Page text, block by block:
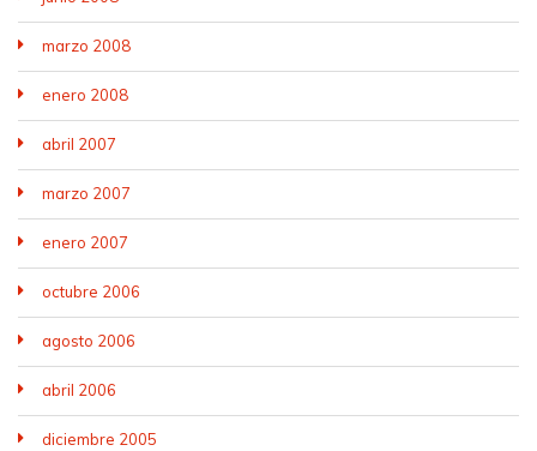
marzo 2008
enero 2008
abril 2007
marzo 2007
enero 2007
octubre 2006
agosto 2006
abril 2006
diciembre 2005